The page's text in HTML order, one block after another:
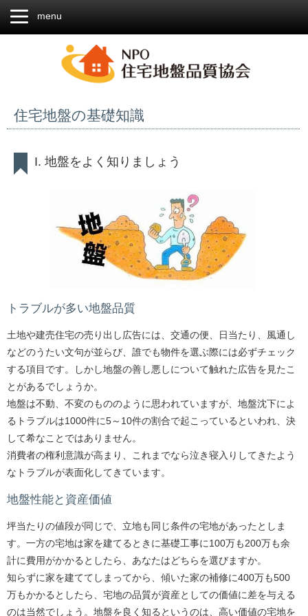
menu
住宅地盤の基礎知識
I. 地盤をよく知りましょう
トラブルが多い地盤品質
土地や建売住宅の売り出し広告には、交通の便、日当たり、風通し
などのうたい文句が並らび、誰でも物件を選ぶ際には必ずチェック
する項目です。しかし地盤の善し悪しについて触れた広告を見たこ
とがあるでしょうか。
地盤は不動、不変のもののように思われていますが、地盤沈下によ
るトラブルは1000件に5～10件の割合で起こっているといわれ、決
して希なことではありません。
消費者の権利意識が高まり、これまでなら泣き寝入りしてきたよう
なトラブルが表面化してきています。
地盤性能と資産価値
坪当たりの値段が同じで、立地も同じ条件の宅地があったとしま
す。一方の宅地は家を建てるときに基礎工事に100万も200万も余
計に費用がかかるとしたら、あなたはどちらを選びますか。
知らずに家を建ててしまってから、傾いた家の補修に400万も500
万もかかるとしたら、宅地の品質が資産としての価値に差を与える
のは当然でしょう。地盤を良く知るというのは、高い価値の宅地を